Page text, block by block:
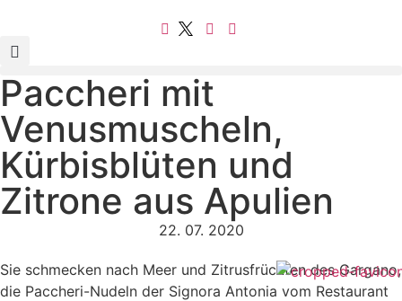
Paccheri mit
Venusmuscheln,
Kürbisblüten und
Zitrone aus Apulien
22. 07. 2020
Sie schmecken nach Meer und Zitrusfrüchten des Gargano,
die Paccheri-Nudeln der Signora Antonia vom Restaurant